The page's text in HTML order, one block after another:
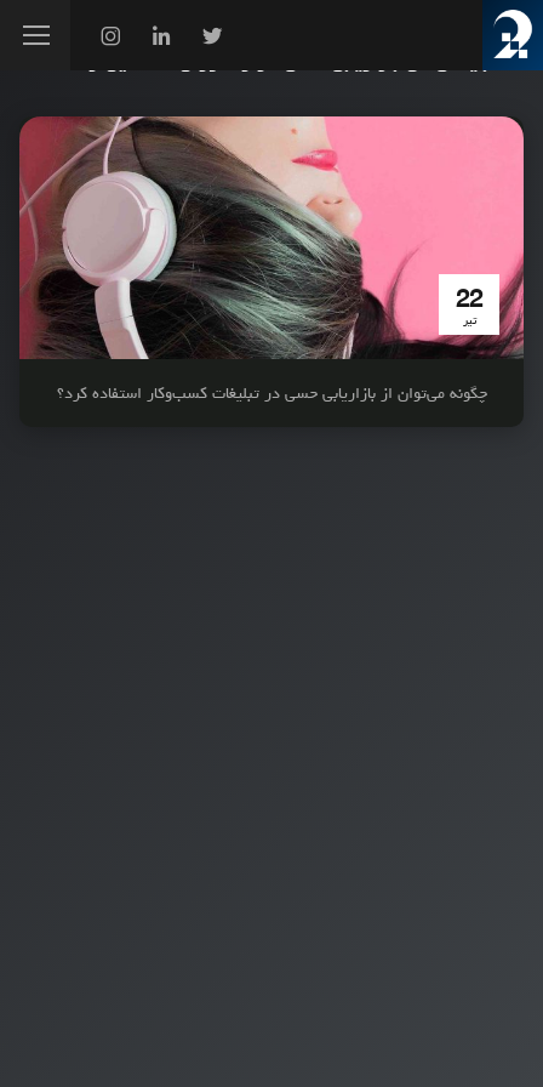
بایگانی‌های بازاریابی حسی در رستوران - شاهین رهنما
22
تیر
چگونه می‌توان از بازاریابی حسی در تبلیغات کسب‌وکار استفاده کرد؟‌